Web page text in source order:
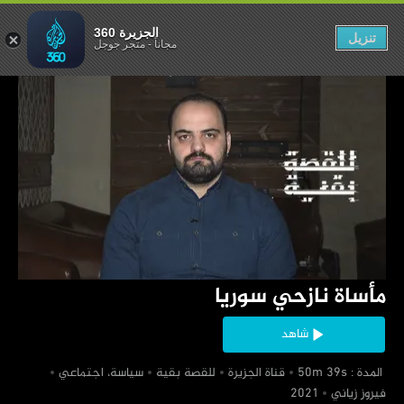
‏مأساة نازحي سوريا
شاهد
‏ المدة : 50m 39s
‏قناة الجزيرة ‏للقصة بقية
‏سياسة، اجتماعي
‏فيروز زياني
نازحي سوريا
الجزيرة 360
مجاناً-متجر جوجل تنزيل